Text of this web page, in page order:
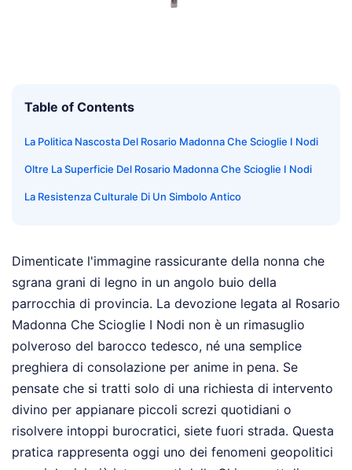
Table of Contents
La Politica Nascosta Del Rosario Madonna Che Scioglie I Nodi
Oltre La Superficie Del Rosario Madonna Che Scioglie I Nodi
La Resistenza Culturale Di Un Simbolo Antico
Dimenticate l'immagine rassicurante della nonna che
sgrana grani di legno in un angolo buio della
parrocchia di provincia. La devozione legata al Rosario
Madonna Che Scioglie I Nodi non è un rimasuglio
polveroso del barocco tedesco, né una semplice
preghiera di consolazione per anime in pena. Se
pensate che si tratti solo di una richiesta di intervento
divino per appianare piccoli screzi quotidiani o
risolvere intoppi burocratici, siete fuori strada. Questa
pratica rappresenta oggi uno dei fenomeni geopolitici